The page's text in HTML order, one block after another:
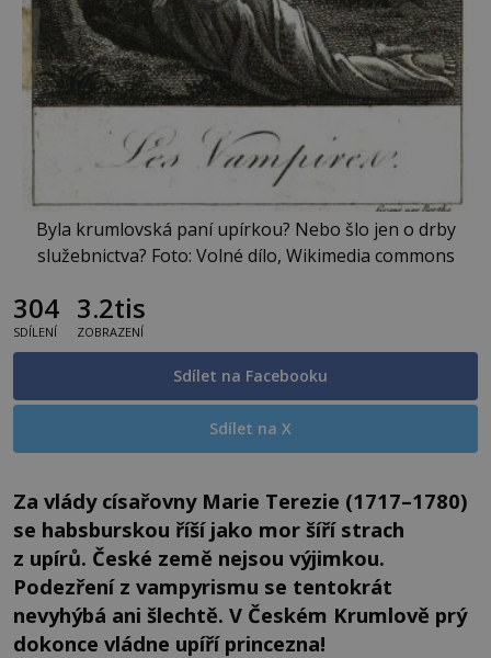
Byla krumlovská paní upírkou? Nebo šlo jen o drby
služebnictva? Foto: Volné dílo, Wikimedia commons
304
SDÍLENÍ
3.2tis
ZOBRAZENÍ
Sdílet na Facebooku
Sdílet na X
Za vlády císařovny Marie Terezie (1717–1780)
se habsburskou říší jako mor šíří strach
z upírů. České země nejsou výjimkou.
Podezření z vampyrismu se tentokrát
nevyhýbá ani šlechtě. V Českém Krumlově prý
dokonce vládne upíří princezna!